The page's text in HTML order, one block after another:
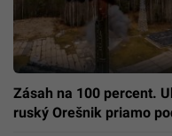
Zásah na 100 percent.
ruský Orešnik priamo